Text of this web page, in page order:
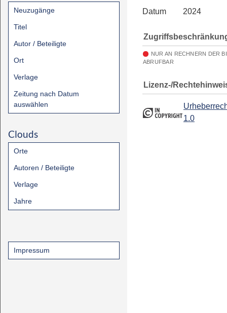
Neuzugänge
Titel
Autor / Beteiligte
Ort
Verlage
Zeitung nach Datum
auswählen
Clouds
Orte
Autoren / Beteiligte
Verlage
Jahre
Impressum
Datum
2024
NUR AN RECHNERN DER
ABRUFBAR
Lizenz-/
1.0